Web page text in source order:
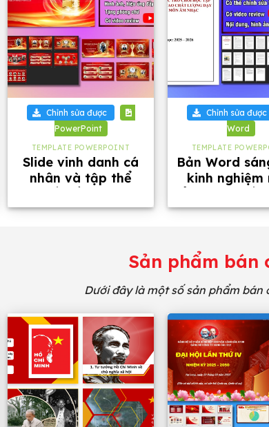
+
Chỉnh sửa được
PowerPoint
TEMPLATE POWERPOINT
Slide vinh danh cá
nhân và tập thể
phông chữ
+
Chỉnh sửa được
Word
TEMPLATE
Bản Word
kinh nghiệm
năm
Sản phẩm bán
Dưới đây là một số sản phẩm